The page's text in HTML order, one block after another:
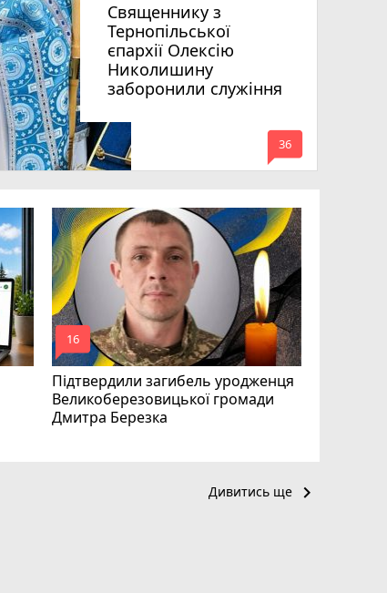
Священнику з
Тернопільської
єпархії Олексію
Николишину
заборонили служіння
mode_comment
36
Підтвердили загибель уродженця
Великоберезовицької громади
Дмитра Березка
mode_comment
16
Дивитись ще keyboard_arrow_right